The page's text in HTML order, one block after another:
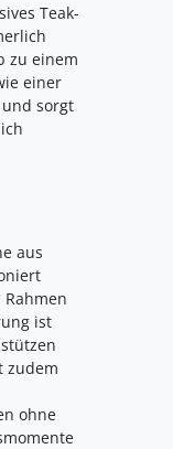
Teak-
zu einem
einer
sorgt
aus
ist
zudem
ohne